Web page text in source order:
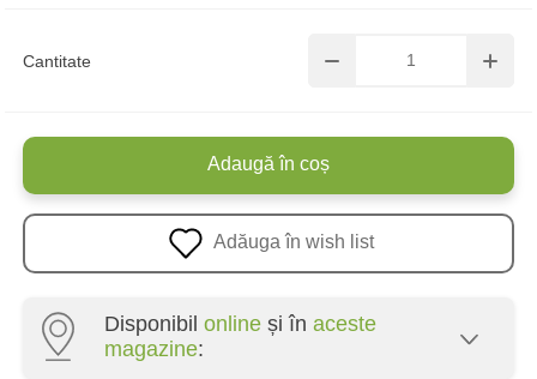
Cantitate
Adaugă în coș
Adăuga în wish list
Disponibil online și în aceste
magazine: